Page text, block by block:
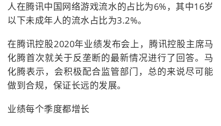
人在腾讯中国网络游戏流水的占比为6%，其中16岁
以下未成年人的流水占比为3.2%。
在腾讯控股2020年业绩发布会上，腾讯控股主席马
化腾首次就关于反垄断的最新情况进行了回答。马
化腾表示，会积极配合监管部门，总的来说尽可能
做到合规，保证长远的发展。
业绩每个季度都增长